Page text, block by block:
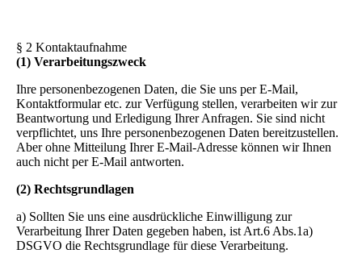
§ 2 Kontaktaufnahme
(1) Verarbeitungszweck
Ihre personenbezogenen Daten, die Sie uns per E-Mail,
Kontaktformular etc. zur Verfügung stellen, verarbeiten wir zur
Beantwortung und Erledigung Ihrer Anfragen. Sie sind nicht
verpflichtet, uns Ihre personenbezogenen Daten bereitzustellen.
Aber ohne Mitteilung Ihrer E-Mail-Adresse können wir Ihnen
auch nicht per E-Mail antworten.
(2) Rechtsgrundlagen
a) Sollten Sie uns eine ausdrückliche Einwilligung zur
Verarbeitung Ihrer Daten gegeben haben, ist Art.6 Abs.1a)
DSGVO die Rechtsgrundlage für diese Verarbeitung.